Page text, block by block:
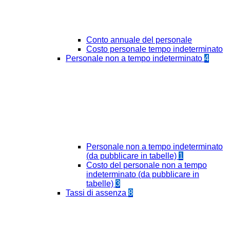
Conto annuale del personale
Costo personale tempo indeterminato
Personale non a tempo indeterminato 4
Personale non a tempo indeterminato
(da pubblicare in tabelle) 1
Costo del personale non a tempo
indeterminato (da pubblicare in
tabelle) 3
Tassi di assenza 8